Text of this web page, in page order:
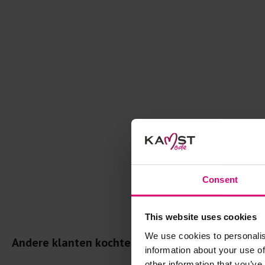
Consent
This website uses cookies
We use cookies to
information about your use
Andere klanten kochten dit ook